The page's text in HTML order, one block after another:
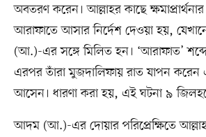
অবতরণ করেন। আল্লাহর কাছে
আরাফাতে আসার নির্দেশ দেওয়া হয়, যেখানে
(আ.)-এর সঙ্গে মিলিত হন। ‘আরাফাত’
এরপর তাঁরা মুজদালিফায় রাত যাপন করেন
আসেন। ধারণা করা হয়, এই ঘটনা ৯
আদম (আ.)-এর দোয়ার পরিপ্রেক্ষিতে